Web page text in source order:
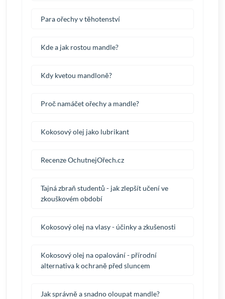
Para ořechy v těhotenství
Kde a jak rostou mandle?
Kdy kvetou mandloně?
Proč namáčet ořechy a mandle?
Kokosový olej jako lubrikant
Recenze OchutnejOřech.cz
Tajná zbraň studentů - jak zlepšít učení ve
zkouškovém období
Kokosový olej na vlasy - účinky a zkušenosti
Kokosový olej na opalování - přírodní
alternativa k ochraně před sluncem
Jak správně a snadno oloupat mandle?